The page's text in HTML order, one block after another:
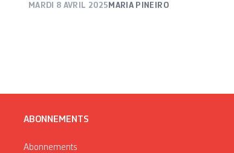
MARDI 8 AVRIL 2025 MARIA PINEIRO
ABONNEMENTS
Abonnements